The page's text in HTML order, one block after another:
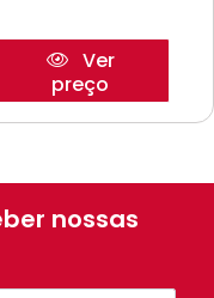
Ver
preço
nossas